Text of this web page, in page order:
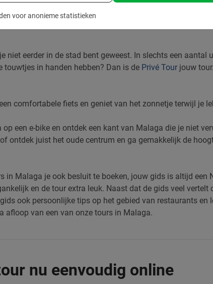
voor anonieme statistieken
niet eerder in de stad bent geweest. In slechts een aantal
touwtjes in handen hebben? Dan is de Privé Tour jouw
comfortabele fiets en geniet van het zonnetje terwijl je
een e-bike en ontdek een kant van Malaga die je niet
ontdek juist het oude centrum en ga gemakkelijk de
in Malaga je ook besluit te boeken, jouw gids is altijd een
en de tour extra leuk. Naast dat de gids veel vertelt
ook persoonlijke tips op het gebied van restaurants en
afloop van een van onze tours in Malaga.
nu eenvoudig online